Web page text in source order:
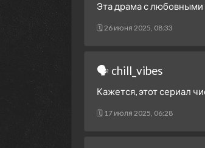
Эта драма с любовными
🗓 26 июня 2025, 08:33
🗣 chill_vibes
Кажется, этот сериал
🗓 17 июля 2025, 06:28